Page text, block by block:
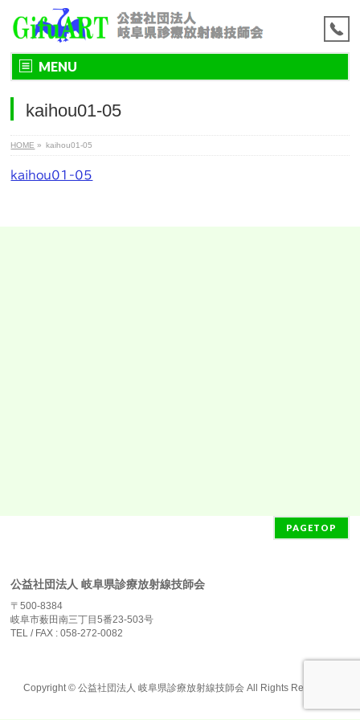
MENU
kaihou01-05
HOME » kaihou01-05
kaihou01-05
PAGETOP
公益社団法人 岐阜県診療放射線技師会
〒500-8384
岐阜市薮田南三丁目5番23-503号
TEL / FAX : 058-272-0082
Copyright ©公益社団法人 岐阜県診療放射線技師会 All Rights Reserved.